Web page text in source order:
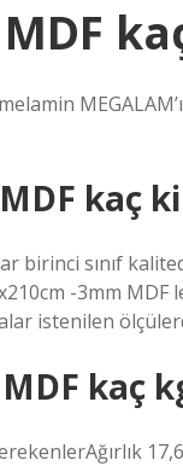
kaç
birinci sınıf
-3mm MDF
istenilen
kaç